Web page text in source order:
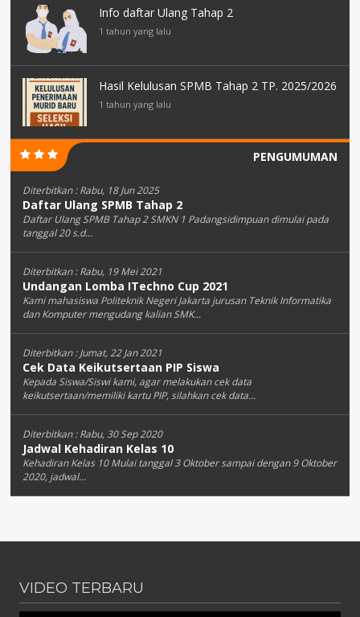
Info daftar Ulang Tahap 2
1 tahun yang lalu
Hasil Kelulusan SPMB Tahap 2 TP. 2025/2026
1 tahun yang lalu
PENGUMUMAN
Diterbitkan :Rabu, 18 Jun 2025
Daftar Ulang SPMB Tahap 2
Daftar Ulang SPMB Tahap 2 SMKN 1 Padangsidimpuan dimulai pada
tanggal 20 s.d...
Diterbitkan :Rabu, 19 Mei 2021
Undangan Lomba ITechno Cup 2021
Kami mahasiswa Politeknik Negeri Jakarta jurusan Teknik Informatika
dan Komputer mengudang kalian SMK...
Diterbitkan :Jumat, 22 Jan 2021
Cek Data Keikutsertaan PIP Siswa
Kepada Siswa/Siswi kami, agar melakukan cek data
keikutsertaan/memiliki kartu PIP, silahkan cek data...
Diterbitkan :Rabu, 30 Sep 2020
Jadwal Kehadiran Kelas 10
Kehadiran Kelas 10 Mulai tanggal 3 Oktober sampai dengan 9 Oktober
2020, jadwal...
VIDEO TERBARU